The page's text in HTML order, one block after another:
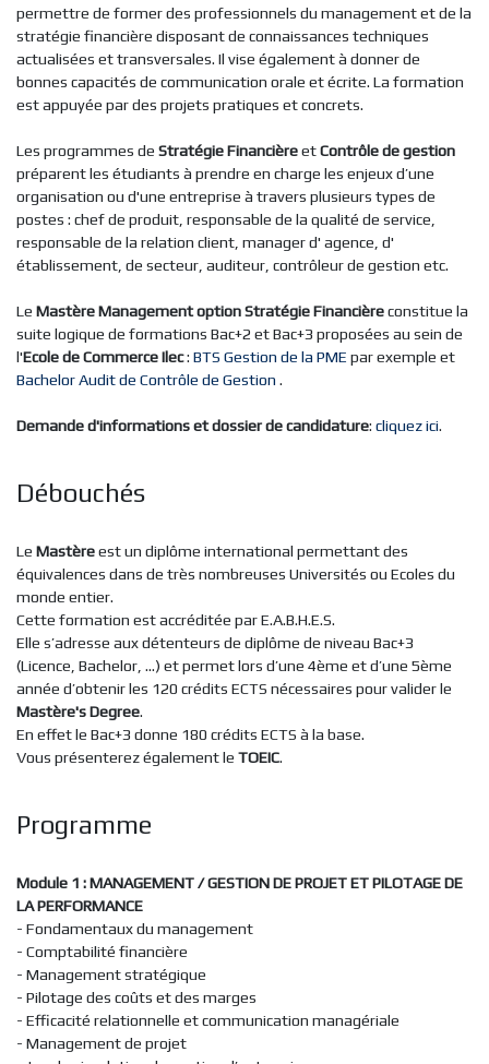
permettre de former des professionnels du management et de la
stratégie financière disposant de connaissances techniques
actualisées et transversales. Il vise également à donner de
bonnes capacités de communication orale et écrite. La formation
est appuyée par des projets pratiques et concrets.
Les programmes de Stratégie FinancièreetContrôle de gestion
préparent les étudiants à prendre en charge les enjeux d’une
organisation ou d'une entreprise à travers plusieurs types de
postes : chef de produit, responsable de la qualité de service,
responsable de la relation client, manager d' agence, d'
établissement, de secteur, auditeur, contrôleur de gestion etc.
Le Mastère Management option Stratégie Financièreconstitue la
suite logique de formations Bac+2 et Bac+3 proposées au sein de
l'Ecole de Commerce Ilec: BTS Gestion de la PME par exemple et
Bachelor Audit de Contrôle de Gestion .
Demande d'informations et dossier de candidature: cliquez ici.
Débouchés
Le Mastèreest un diplôme international permettant des
équivalences dans de très nombreuses Universités ou Ecoles du
monde entier.
Cette formation est accréditée par E.A.B.H.E.S.
Elle s’adresse aux détenteurs de diplôme de niveau Bac+3
(Licence, Bachelor, ...) et permet lors d’une 4ème et d’une 5ème
année d’obtenir les 120 crédits ECTS nécessaires pour valider le
Mastère's Degree.
En effet le Bac+3 donne 180 crédits ECTS à la base.
Vous présenterez également le TOEIC.
Programme
Module 1 : MANAGEMENT / GESTION DE PROJET ET PILOTAGE DE
LA PERFORMANCE
- Fondamentaux du management
- Comptabilité financière
- Management stratégique
- Pilotage des coûts et des marges
- Efficacité relationnelle et communication managériale
- Management de projet